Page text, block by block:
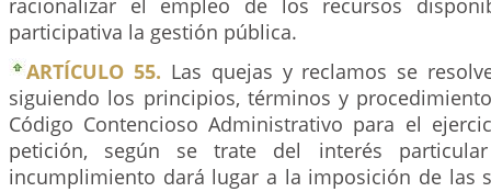
racionalizar el empleo de los recursos
participativa la gestión pública.
ARTÍCULO 55. Las quejas y reclamos se
siguiendo los principios, términos y
Código Contencioso Administrativo para el
petición, según se trate del interés
incumplimiento dará lugar a la imposición de las